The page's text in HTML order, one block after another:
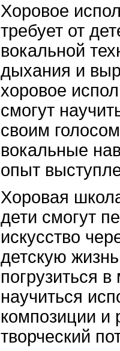
Хоровое
требует от
вокальной
дыхания и
хоровое
смогут
своим
вокальные
опыт
Хоровая
дети смогут
искусство
детскую
погрузиться
научиться
композиции и
творческий